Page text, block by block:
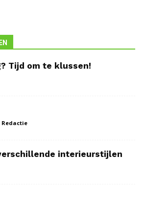
Tijd om te klussen!
Redactie
interieurstijlen